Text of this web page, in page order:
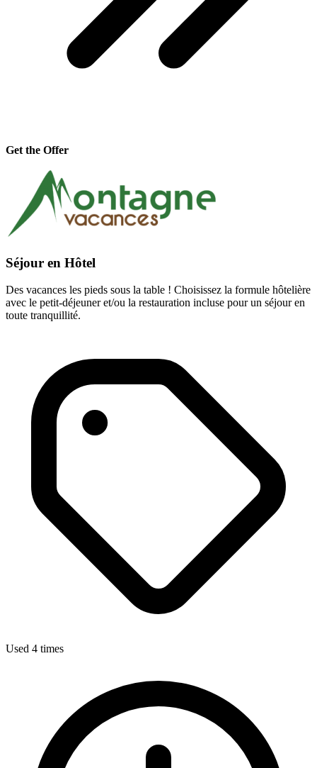
Get the Offer
Séjour en Hôtel
Des vacances les pieds sous la table ! Choisissez la formule hôtelière
avec le petit-déjeuner et/ou la restauration incluse pour un séjour en
toute tranquillité.
Used 4 times